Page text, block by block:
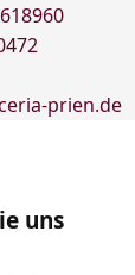
prien.de
uns